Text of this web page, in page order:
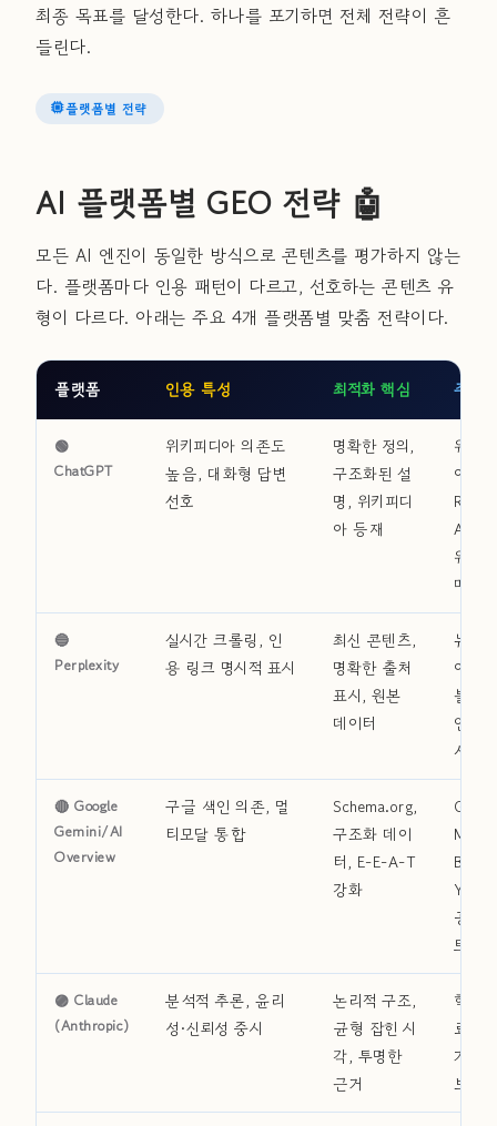
최종 목표를 달성한다. 하나를 포기하면 전체 전략이 흔
들린다.
플랫폼별 전략
AI 플랫폼별 GEO 전략 🤖
모든 AI 엔진이 동일한 방식으로 콘텐츠를 평가하지 않는
다. 플랫폼마다 인용 패턴이 다르고, 선호하는 콘텐츠 유
형이 다르다. 아래는 주요 4개 플랫폼별 맞춤 전략이다.
플랫폼 인용 특성 최적화 핵심 주목
🟢
ChatGPT
위키피디아 의존도
높음, 대화형 답변
선호
명확한 정의,
구조화된 설
명, 위키피디
아 등재
위키
아,
Reddit
AMA,
위 있
메인
🔵
Perplexity
실시간 크롤링, 인
용 링크 명시적 표시
최신 콘텐츠,
명확한 출처
표시, 원본
데이터
뉴스
어, 공
블로
연구
서
🔴 Google
Gemini/AI
Overview
구글 색인 의존, 멀
티모달 통합
Schema.org,
구조화 데이
터, E-E-A-T
강화
My
공식
트
🟣 Claude
(Anthropic)
분석적 추론, 윤리
성·신뢰성 중시
논리적 구조,
균형 잡힌 시
각, 투명한
근거
학술
료, 신
기관,
보고서